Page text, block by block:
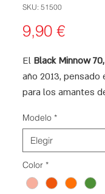
SKU: 51500
9,90 €Precio
El Black Minnow 70,
año 2013,
para los amantes
Puede convertirse
estrellas de su
el mejor señuelo
de depredadores
anjova, el denton,
Modelo *
Elegir
Color *